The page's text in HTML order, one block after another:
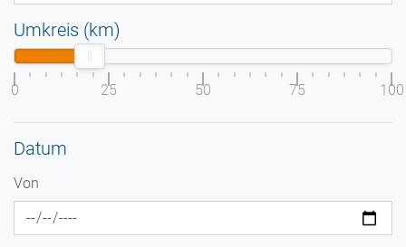
Umkreis (km)
0 25 50 75 100
Datum
Von